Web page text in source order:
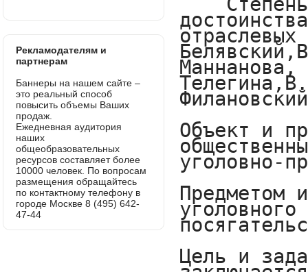
Рекламодателям и
партнерам
Баннеры на нашем сайте –
это реальный способ
повысить объемы Ваших
продаж.
Ежедневная аудитория
наших
общеобразовательных
ресурсов составляет более
10000 человек. По вопросам
размещения обращайтесь
по контактному телефону в
городе Москве 8 (495) 642-
47-44